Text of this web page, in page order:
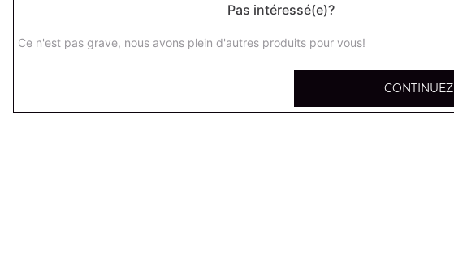
Nuggets x6Pas intéressé(e)?
Ce n'est pas grave, nous avons plein d'autres produits pour vous!
CONTINUEZ